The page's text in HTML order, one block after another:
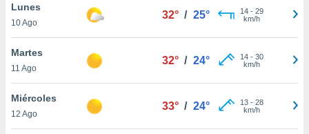
cookies
aceptar
Lunes
10 Ago
32° / 25° 14- 29
km/h
Martes
11 Ago
32° / 24° 14- 30
km/h
Miércoles
12 Ago
33° / 24° 13- 28
km/h